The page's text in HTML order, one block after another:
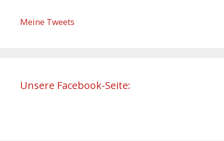
Meine Tweets
Unsere Facebook-Seite: